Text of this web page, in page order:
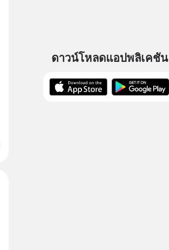
ดาวน์โหลดแอปพลิเคชัน